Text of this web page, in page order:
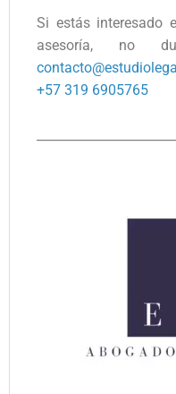
Si estás interesado
asesoría, no
+57 319 6905765